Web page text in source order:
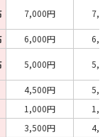
7,000円
6,000円
5,000円
4,500円
1,000円
3,500円